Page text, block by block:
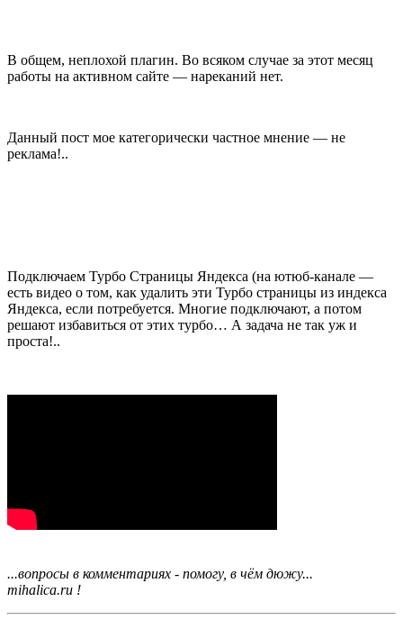
В общем, неплохой плагин. Во всяком случае за этот месяц
работы на активном сайте — нареканий нет.
Данный пост мое категорически частное мнение — не
реклама!..
Подключаем Турбо Страницы Яндекса (на ютюб-канале —
есть видео о том, как удалить эти Турбо страницы из индекса
Яндекса, если потребуется. Многие подключают, а потом
решают избавиться от этих турбо… А задача не так уж и
проста!..
...вопросы в комментариях - помогу, в чём дюжу...
mihalica.ru !